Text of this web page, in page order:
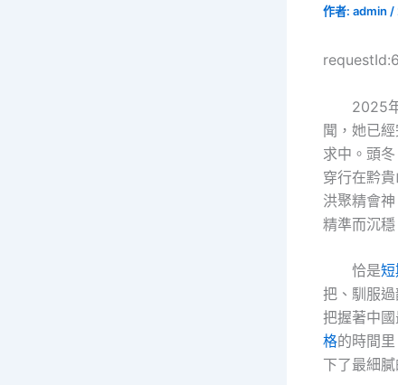
作者: admin /
2025
聞，她已
求中。頭
穿行在黔
洪聚精會
精準而沉穩
恰是
把、馴服過
把握著中
格的時間
下了最細膩